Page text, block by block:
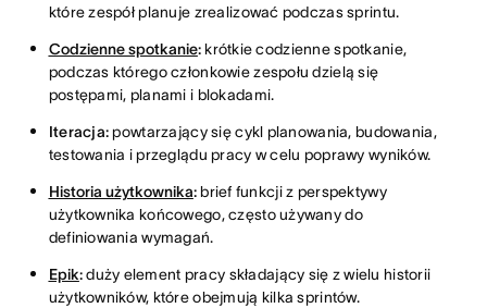
które zespół planuje zrealizować podczas sprintu.
Codzienne spotkanie:krótkie codzienne spotkanie,
podczas którego członkowie zespołu dzielą się
postępami, planami i blokadami.
Iteracja:powtarzający się cykl planowania, budowania,
testowania i przeglądu pracy w celu poprawy wyników.
Historia użytkownika:brief funkcji z perspektywy
użytkownika końcowego, często używany do
definiowania wymagań.
Epik:duży element pracy składający się z wielu historii
użytkowników, które obejmują kilka sprintów.